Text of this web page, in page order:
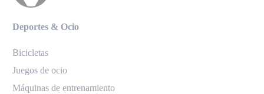
Deportes & Ocio
Bicicletas
Juegos de ocio
Máquinas de entrenamiento